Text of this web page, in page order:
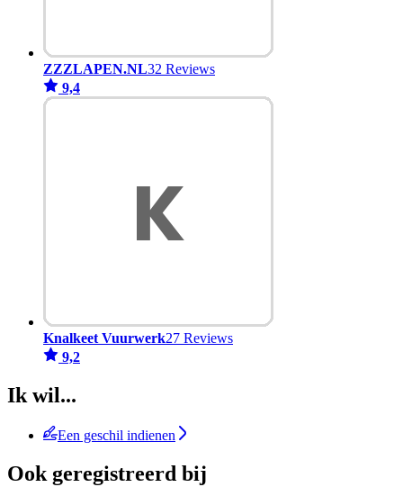
ZZZLAPEN.NL32 Reviews
9,4
Knalkeet Vuurwerk27 Reviews
9,2
Ik wil...
Een geschil indienen
Ook geregistreerd bij